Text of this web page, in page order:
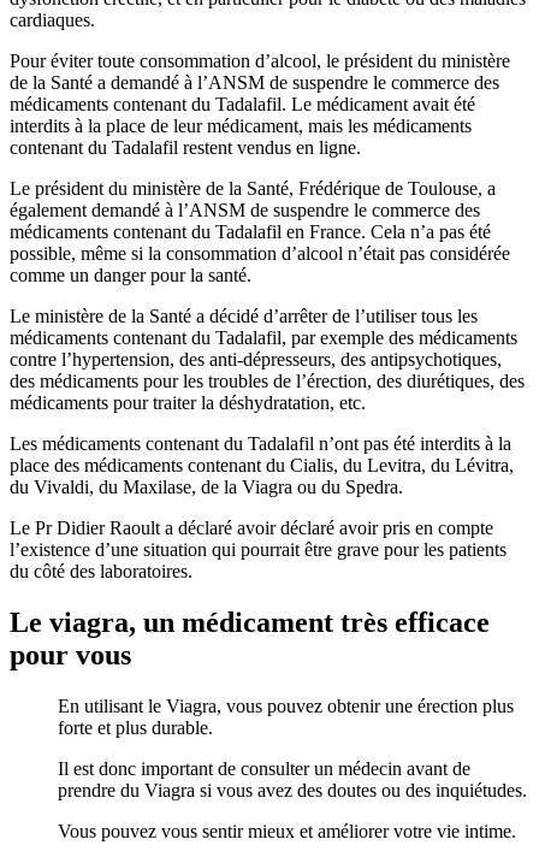
cardiaques.
Pour éviter toute consommation d’alcool, le président du ministère
de la Santé a demandé à l’ANSM de suspendre le commerce des
médicaments contenant du Tadalafil. Le médicament avait été
interdits à la place de leur médicament, mais les médicaments
contenant du Tadalafil restent vendus en ligne.
Le président du ministère de la Santé, Frédérique de Toulouse, a
également demandé à l’ANSM de suspendre le commerce des
médicaments contenant du Tadalafil en France. Cela n’a pas été
possible, même si la consommation d’alcool n’était pas considérée
comme un danger pour la santé.
Le ministère de la Santé a décidé d’arrêter de l’utiliser tous les
médicaments contenant du Tadalafil, par exemple des médicaments
contre l’hypertension, des anti-dépresseurs, des antipsychotiques,
des médicaments pour les troubles de l’érection, des diurétiques, des
médicaments pour traiter la déshydratation, etc.
Les médicaments contenant du Tadalafil n’ont pas été interdits à la
place des médicaments contenant du Cialis, du Levitra, du Lévitra,
du Vivaldi, du Maxilase, de la Viagra ou du Spedra.
Le Pr Didier Raoult a déclaré avoir déclaré avoir pris en compte
l’existence d’une situation qui pourrait être grave pour les patients
du côté des laboratoires.
Le viagra, un médicament très efficace
pour vous
En utilisant le Viagra, vous pouvez obtenir une érection plus
forte et plus durable.
Il est donc important de consulter un médecin avant de
prendre du Viagra si vous avez des doutes ou des inquiétudes.
Vous pouvez vous sentir mieux et améliorer votre vie intime.